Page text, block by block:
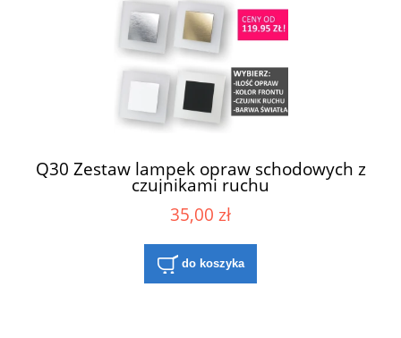
Q30 Zestaw lampek opraw schodowych z
czujnikami ruchu
35,00 zł
do koszyka